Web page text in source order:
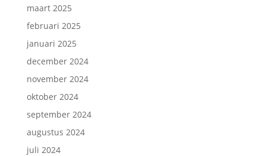
maart 2025
februari 2025
januari 2025
december 2024
november 2024
oktober 2024
september 2024
augustus 2024
juli 2024